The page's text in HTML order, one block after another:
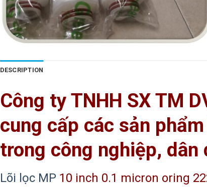
DESCRIPTION
Công ty TNHH SX TM
cung cấp các sản
trong công nghiệp, dân
Lõi lọc MP 10 inch 0.1 micron oring